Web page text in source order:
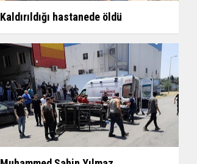
Kaldırıldığı hastanede öldü